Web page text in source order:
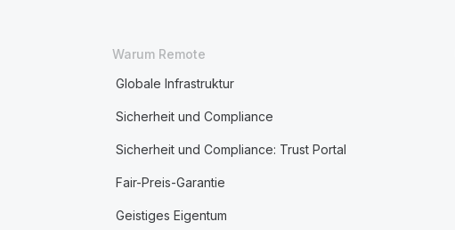
Warum Remote
Globale Infrastruktur
Sicherheit und Compliance
Sicherheit und Compliance: Trust Portal
Fair-Preis-Garantie
Geistiges Eigentum